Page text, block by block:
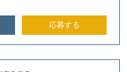
応募する